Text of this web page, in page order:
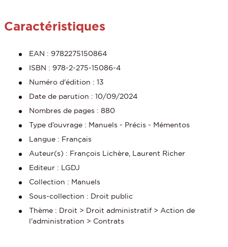
Caractéristiques
EAN : 9782275150864
ISBN : 978-2-275-15086-4
Numéro d'édition : 13
Date de parution : 10/09/2024
Nombres de pages : 880
Type d’ouvrage : Manuels - Précis - Mémentos
Langue : Français
Auteur(s) : François Lichère, Laurent Richer
Editeur : LGDJ
Collection : Manuels
Sous-collection : Droit public
Thème : Droit > Droit administratif > Action de
l'administration > Contrats